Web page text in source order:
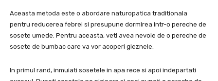
Aceasta metoda este o abordare naturopatica traditionala
pentru reducerea febrei si presupune dormirea intr-o pereche de
sosete umede. Pentru aceasta, veti avea nevoie de o pereche de
sosete de bumbac care va vor acoperi gleznele.
In primul rand, inmuiati sosetele in apa rece si apoi indepartati